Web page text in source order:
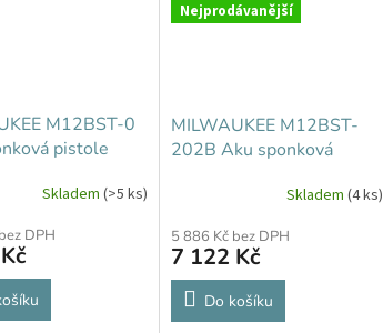
M12BST-0
pistole
Skladem (>5 ks)
DPH
Nejprodávanější
MILWAUKEE M12BST-
202B Aku sponková
Skladem (4 ks)
5 886 Kč bez DPH
7 122 Kč
Do košíku